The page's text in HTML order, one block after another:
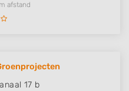
afstand
17 b